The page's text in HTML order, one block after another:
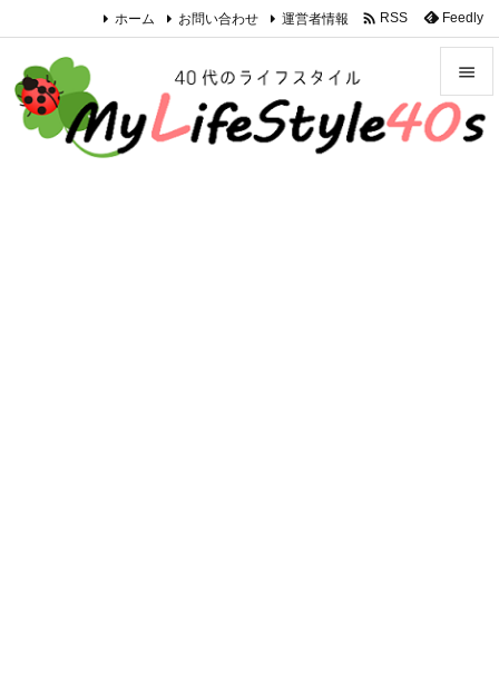


メニュ
ホーム お問い合わせ 運営者情報  RSS Feedly